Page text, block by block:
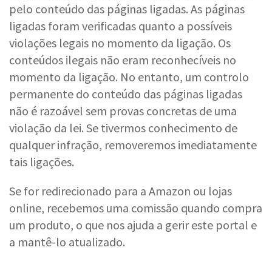
pelo conteúdo das páginas ligadas. As páginas
ligadas foram verificadas quanto a possíveis
violações legais no momento da ligação. Os
conteúdos ilegais não eram reconhecíveis no
momento da ligação. No entanto, um controlo
permanente do conteúdo das páginas ligadas
não é razoável sem provas concretas de uma
violação da lei. Se tivermos conhecimento de
qualquer infração, removeremos imediatamente
tais ligações.
Se for redirecionado para a Amazon ou lojas
online, recebemos uma comissão quando compra
um produto, o que nos ajuda a gerir este portal e
a mantê-lo atualizado.